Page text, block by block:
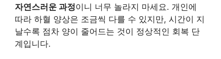
자연스러운 과정이니 너무 놀라지 마세요. 개인에
따라 하혈 양상은 조금씩 다를 수 있지만, 시간이 지
날수록 점차 양이 줄어드는 것이 정상적인 회복 단
계입니다.